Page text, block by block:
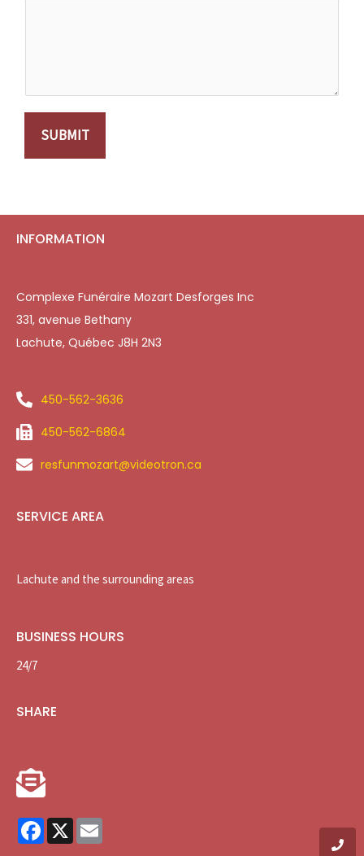
SUBMIT
INFORMATION
Complexe Funéraire Mozart Desforges Inc
331, avenue Bethany
Lachute, Québec J8H 2N3
450-562-3636
450-562-6864
resfunmozart@videotron.ca
SERVICE AREA
Lachute and the surrounding areas
BUSINESS HOURS
24/7
SHARE
Facebook
X